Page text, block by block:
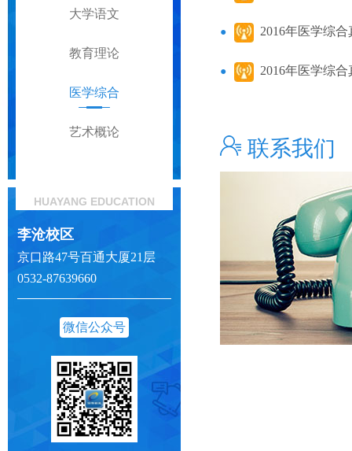
大学语文
教育理论
医学综合
艺术概论
HUAYANG EDUCATION
李沧校区
京口路47号百通大厦21层
0532-87639660
微信公众号
2016年医学综
2016年医学综合
联系我们